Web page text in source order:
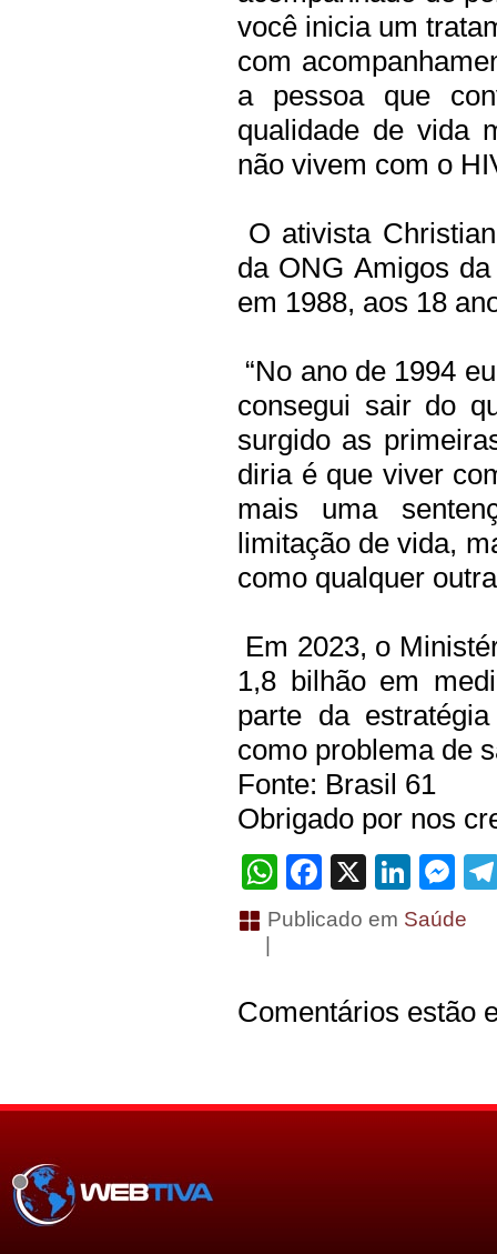
você inicia um
com
a pessoa que
qualidade de vida
não vivem com o
O ativista
da ONG Amigos
em 1988, aos 18
“No ano de 1994
consegui sair do
surgido as
diria é que viver
mais uma
limitação de vida,
como qualquer
Em 2023, o
1,8 bilhão em
parte da
como problema de
Fonte: Brasil 61
Obrigado por nos
WhatsApp
Facebook
X
Publicado em Saúde
Comentários estão